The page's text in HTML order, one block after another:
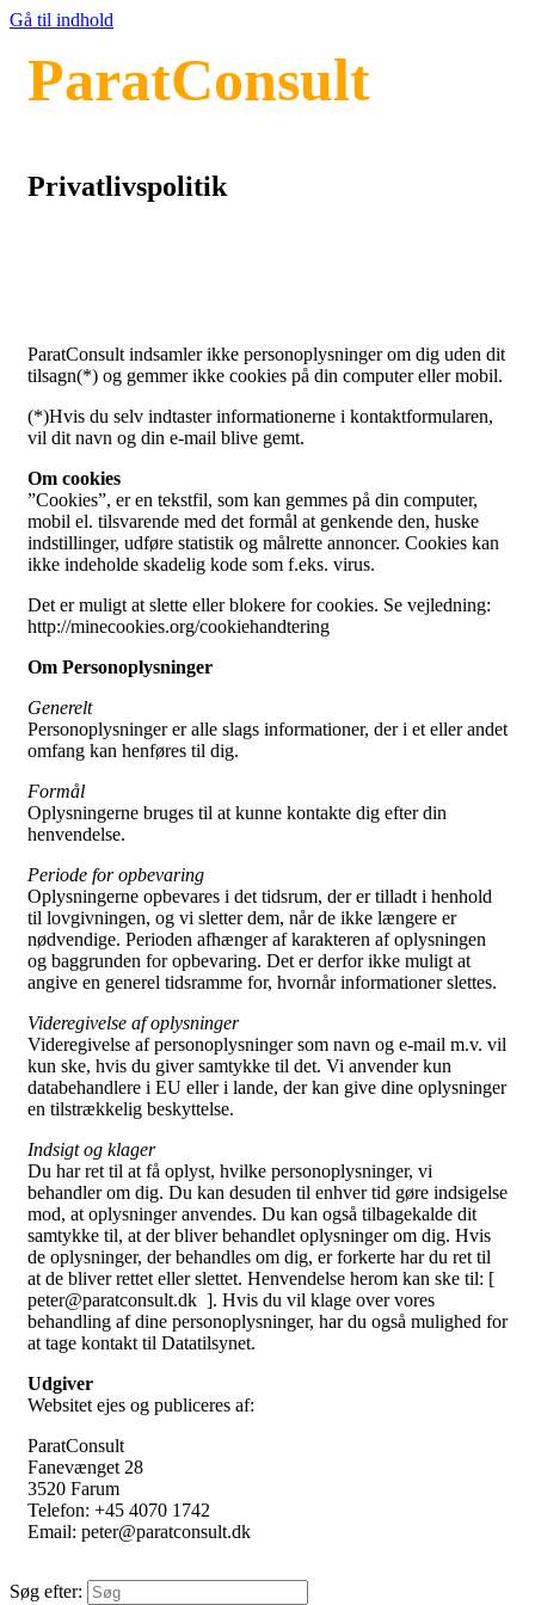
Gå til indhold
ParatConsult
Privatlivspolitik
ParatConsult indsamler ikke personoplysninger om dig uden dit
tilsagn(*) og gemmer ikke cookies på din computer eller mobil.
(*)Hvis du selv indtaster informationerne i kontaktformularen,
vil dit navn og din e-mail blive gemt.
Om cookies
”Cookies”, er en tekstfil, som kan gemmes på din computer,
mobil el. tilsvarende med det formål at genkende den, huske
indstillinger, udføre statistik og målrette annoncer. Cookies kan
ikke indeholde skadelig kode som f.eks. virus.
Det er muligt at slette eller blokere for cookies. Se vejledning:
http://minecookies.org/cookiehandtering
Om Personoplysninger
Generelt
Personoplysninger er alle slags informationer, der i et eller andet
omfang kan henføres til dig.
Formål
Oplysningerne bruges til at kunne kontakte dig efter din
henvendelse.
Periode for opbevaring
Oplysningerne opbevares i det tidsrum, der er tilladt i henhold
til lovgivningen, og vi sletter dem, når de ikke længere er
nødvendige. Perioden afhænger af karakteren af oplysningen
og baggrunden for opbevaring. Det er derfor ikke muligt at
angive en generel tidsramme for, hvornår informationer slettes.
Videregivelse af oplysninger
Videregivelse af personoplysninger som navn og e-mail m.v. vil
kun ske, hvis du giver samtykke til det. Vi anvender kun
databehandlere i EU eller i lande, der kan give dine oplysninger
en tilstrækkelig beskyttelse.
Indsigt og klager
Du har ret til at få oplyst, hvilke personoplysninger, vi
behandler om dig. Du kan desuden til enhver tid gøre indsigelse
mod, at oplysninger anvendes. Du kan også tilbagekalde dit
samtykke til, at der bliver behandlet oplysninger om dig. Hvis
de oplysninger, der behandles om dig, er forkerte har du ret til
at de bliver rettet eller slettet. Henvendelse herom kan ske til: [
peter@paratconsult.dk ]. Hvis du vil klage over vores
behandling af dine personoplysninger, har du også mulighed for
at tage kontakt til Datatilsynet.
Udgiver
Websitet ejes og publiceres af:
ParatConsult
Fanevænget 28
3520 Farum
Telefon: +45 4070 1742
Email: peter@paratconsult.dk
Søg efter: